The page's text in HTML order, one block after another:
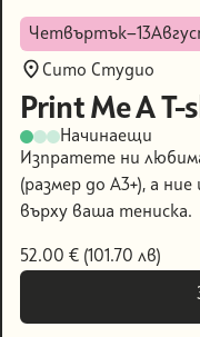
Четвъртък—13
Сито Студио
Print Me A T-
Начинаещи
Изпратете ни
(размер до А3+), а
върху ваша тениска.
52.00 € (101.70 лв)